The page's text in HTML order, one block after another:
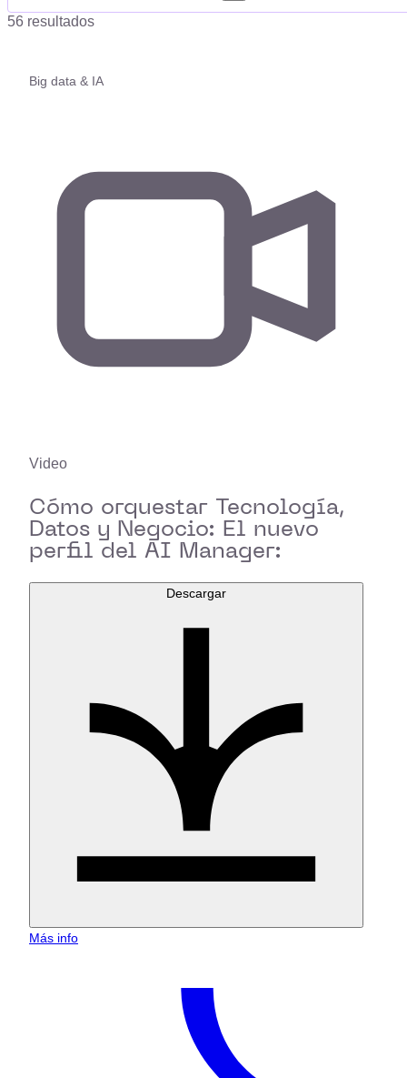
56 resultados
Big data & IA
Video
Cómo orquestar Tecnología,
Datos y Negocio: El nuevo
perfil del AI Manager:
Descargar
Más info